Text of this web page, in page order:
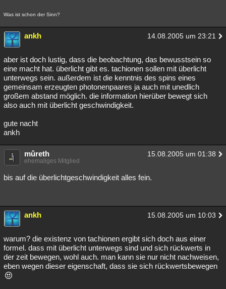
Was ist schon der Sinn?
ankh 14.08.2005 um 23:21
aber ist doch lustig, dass die beobachtung, das bewusstsein so
eine macht hat. überlicht gibt es. tachionen sollen mit überlicht
unterwegs sein. außerdem ist die kenntnis des spins eines
gemeinsam erzeugten photonenpaares ja auch mit unedlich
großem abstand möglich. die information hierüber bewegt sich
also auch mit überlicht geschwindigkeit.
gute nacht
ankh
mûreth 15.08.2005 um 01:38
ehemaliges Mitglied
bis auf die überlichtgeschwindigkeit alles fein.
ankh 15.08.2005 um 10:03
warum? die existenz von tachionen ergibt sich doch aus einer
formel. dass mit überlicht unterwegs sind und sich rückwerts in
der zeit bewegen, wohl auch. man kann sie nur nicht nachweisen,
eben wegen dieser eigenschaft, dass sie sich rückwertsbewegen